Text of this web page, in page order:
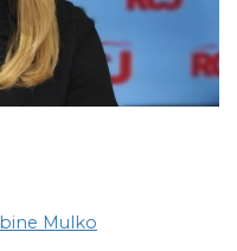
Mulko